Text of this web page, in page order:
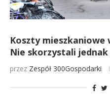
Koszty mieszkaniowe
Nie skorzystali
przez Zespół 300Gospodarki